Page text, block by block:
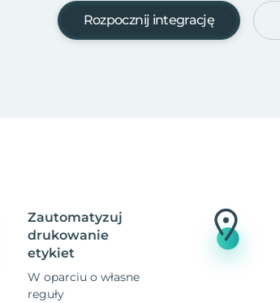
Rozpocznij integrację
Zautomatyzuj
drukowanie
etykiet
W oparciu o własne
reguły